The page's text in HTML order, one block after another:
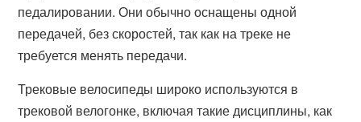
педалировании. Они обычно оснащены одной
передачей, без скоростей, так как на треке не
требуется менять передачи.
Трековые велосипеды широко используются в
трековой велогонке, включая такие дисциплины, как